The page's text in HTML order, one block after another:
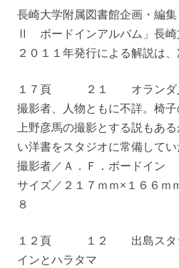
長崎大学附属図書館企画・編
Ⅱ ボードインアルバム」長崎
２０１１年発行による解説は、
１７頁 ２１ オランダ
撮影者、人物ともに不詳。椅
上野彦馬の撮影とする説もあ
い洋書をスタジオに常備してい
撮影者／Ａ．Ｆ．ボードイ
サイズ／２１７ｍｍ×１６６
８
１２頁 １２ 出島スタジ
インとハラタマ